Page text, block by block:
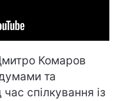
Комаров
та
спілкування із